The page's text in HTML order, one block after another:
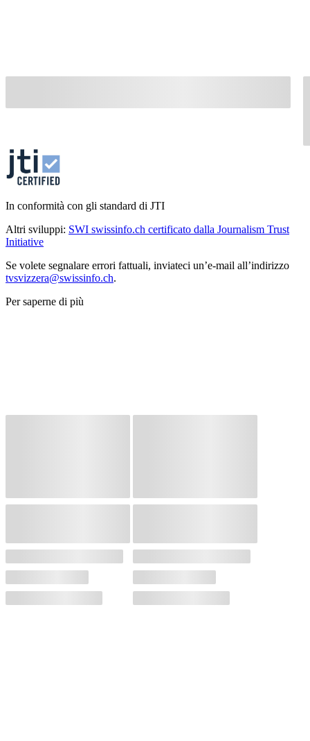
In conformità con gli standard di JTI
Altri sviluppi: SWI swissinfo.ch certificato dalla Journalism Trust
Initiative
Se volete segnalare errori fattuali, inviateci un’e-mail all’indirizzo
tvsvizzera@swissinfo.ch.
Per saperne di più